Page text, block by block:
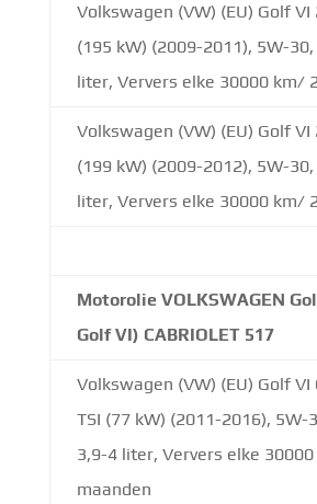
Volkswagen (VW) (EU) Golf VI
(195 kW) (2009-2011), 5W-
liter, Ververs elke 30000 km/
Volkswagen (VW) (EU) Golf VI
(199 kW) (2009-2012), 5W-
liter, Ververs elke 30000 km/
Motorolie VOLKSWAGEN
Golf VI) CABRIOLET 517
Volkswagen (VW) (EU) Golf VI
TSI (77 kW) (2011-2016), 5W-
3,9-4 liter, Ververs elke
maanden